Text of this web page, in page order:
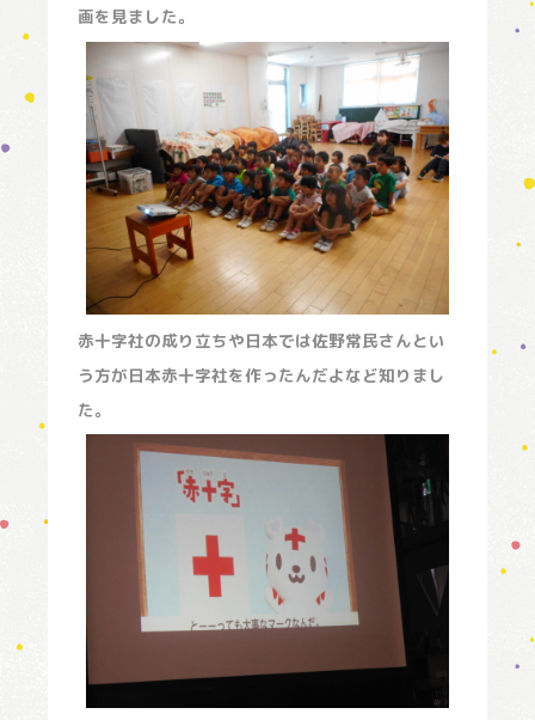
画を見ました。
赤十字社の成り立ちや日本では佐野常民さんとい
う方が日本赤十字社を作ったんだよなど知りまし
た。